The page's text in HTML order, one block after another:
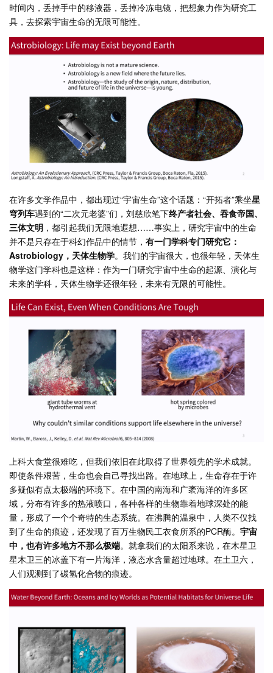
时间内，丢掉手中的移液器，丢掉冷冻电镜，把想象力作为研究工
具，去探索宇宙生命的无限可能性。
在许多文学作品中，都出现过“宇宙生命”这个话题：“开拓者”乘坐星
穹列车遇到的“二次元老婆”们，刘慈欣笔下终产者社会、吞食帝国、
三体文明 ，都引起我们无限地遐想……事实上，研究宇宙中的生命
并不是只存在于科幻作品中的情节， 有一门学科专门研究它：
Astrobiology，天体生物学。我们的宇宙很大，也很年轻，天体生
物学这门学科也是这样：作为一门研究宇宙中生命的起源、演化与
未来的学科，天体生物学还很年轻，未来有无限的可能性。
上科大食堂很难吃，但我们依旧在此取得了世界领先的学术成就。
即使条件艰苦，生命也会自己寻找出路。在地球上，生命存在于许
多疑似有点太极端的环境下。在中国的南海和广袤海洋的许多区
域，分布有许多的热液喷口，各种各样的生物靠着地球深处的能
量，形成了一个个奇特的生态系统。在沸腾的温泉中，人类不仅找
到了生命的痕迹，还发现了百万生物民工衣食所系的PCR酶。 宇宙
中，也有许多地方不那么极端。就拿我们的太阳系来说，在木星卫
星木卫三的冰盖下有一片海洋，液态水含量超过地球。在土卫六，
人们观测到了碳氢化合物的痕迹。